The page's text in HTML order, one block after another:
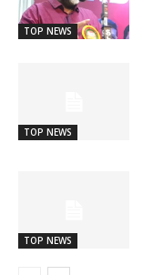
TOP NEWS
TOP NEWS
TOP NEWS